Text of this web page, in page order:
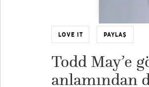
LOVE IT PAYLAŞ
Todd May’e
anlamından